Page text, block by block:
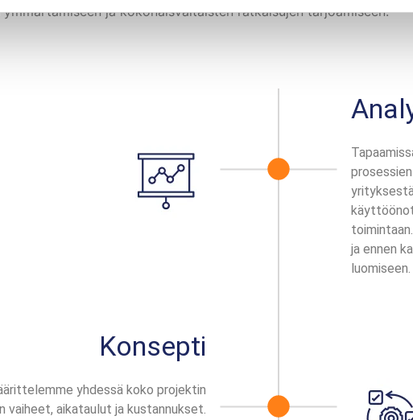
ja kokonaisvaltaisten ratkaisujen tarjoamiseen.
ja ennen
luomiseen.
Konsepti
yhdessä koko projektin
vaiheet, aikataulut ja kustannukset.